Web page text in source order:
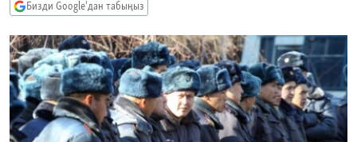
ДАНИСТЕ
ЭЖЕ-СИҢДИЛЕР
АЗАТТЫК+
ЫҢГАЙСЫЗ СУРООЛОР
Русский
ОНЛАЙН ШЕРИНЕ
Бизди Google'дан табыңыз